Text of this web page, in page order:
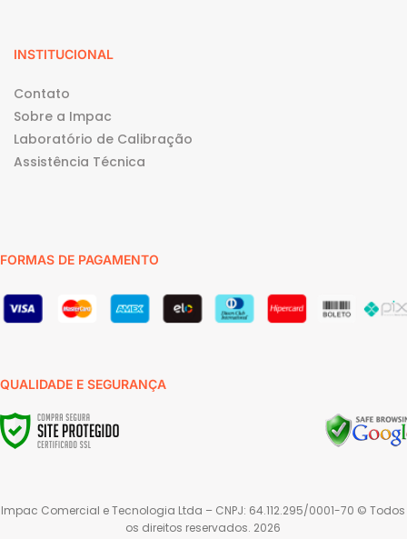
INSTITUCIONAL
Contato
Sobre a Impac
Laboratório de Calibração
Assistência Técnica
FORMAS DE PAGAMENTO
QUALIDADE E SEGURANÇA
Impac Comercial e Tecnologia Ltda – CNPJ: 64.112.295/0001-70 © Todos
os direitos reservados. 2026